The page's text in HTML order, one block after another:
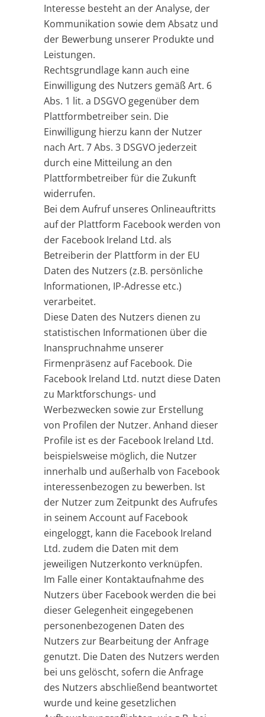
Interesse besteht an der Analyse, der
Kommunikation sowie dem Absatz und
der Bewerbung unserer Produkte und
Leistungen.
Rechtsgrundlage kann auch eine
Einwilligung des Nutzers gemäß Art. 6
Abs. 1 lit. a DSGVO gegenüber dem
Plattformbetreiber sein. Die
Einwilligung hierzu kann der Nutzer
nach Art. 7 Abs. 3 DSGVO jederzeit
durch eine Mitteilung an den
Plattformbetreiber für die Zukunft
widerrufen.
Bei dem Aufruf unseres Onlineauftritts
auf der Plattform Facebook werden von
der Facebook Ireland Ltd. als
Betreiberin der Plattform in der EU
Daten des Nutzers (z.B. persönliche
Informationen, IP-Adresse etc.)
verarbeitet.
Diese Daten des Nutzers dienen zu
statistischen Informationen über die
Inanspruchnahme unserer
Firmenpräsenz auf Facebook. Die
Facebook Ireland Ltd. nutzt diese Daten
zu Marktforschungs- und
Werbezwecken sowie zur Erstellung
von Profilen der Nutzer. Anhand dieser
Profile ist es der Facebook Ireland Ltd.
beispielsweise möglich, die Nutzer
innerhalb und außerhalb von Facebook
interessenbezogen zu bewerben. Ist
der Nutzer zum Zeitpunkt des Aufrufes
in seinem Account auf Facebook
eingeloggt, kann die Facebook Ireland
Ltd. zudem die Daten mit dem
jeweiligen Nutzerkonto verknüpfen.
Im Falle einer Kontaktaufnahme des
Nutzers über Facebook werden die bei
dieser Gelegenheit eingegebenen
personenbezogenen Daten des
Nutzers zur Bearbeitung der Anfrage
genutzt. Die Daten des Nutzers werden
bei uns gelöscht, sofern die Anfrage
des Nutzers abschließend beantwortet
wurde und keine gesetzlichen